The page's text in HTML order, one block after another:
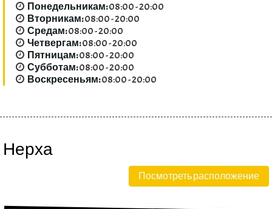
Понедельникам:08:00 - 20:00
Вторникам:08:00 - 20:00
Средам:08:00 - 20:00
Четвергам:08:00 - 20:00
Пятницам:08:00 - 20:00
Субботам:08:00 - 20:00
Воскресеньям:08:00 - 20:00
Нерха
Посмотреть расположение